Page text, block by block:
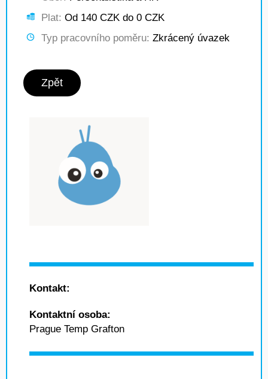
Plat: Od 140 CZK do 0 CZK
Typ pracovního poměru: Zkrácený úvazek
Zpět
Kontakt:
Kontaktní osoba:
Prague Temp Grafton